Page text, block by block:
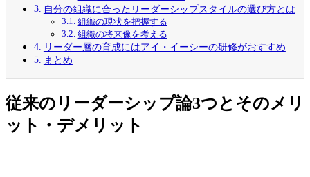
自分の組織に合ったリーダーシップスタイルの選び方とは
組織の現状を把握する
組織の将来像を考える
リーダー層の育成にはアイ・イーシーの研修がおすすめ
まとめ
従来のリーダーシップ論3つとそのメリ
ット・デメリット